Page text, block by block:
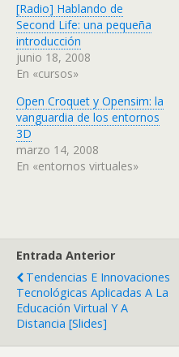
[Radio] Hablando de
Second Life: una pequeña
introducción
junio 18, 2008
En «cursos»
Open Croquet y Opensim: la
vanguardia de los entornos
3D
marzo 14, 2008
En «entornos virtuales»
Entrada Anterior
Tendencias E Innovaciones
Tecnológicas Aplicadas A La
Educación Virtual Y A
Distancia [slides]